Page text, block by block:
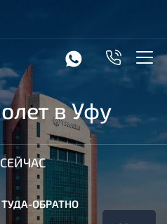
в Уфу
ТУДА-ОБРАТНО